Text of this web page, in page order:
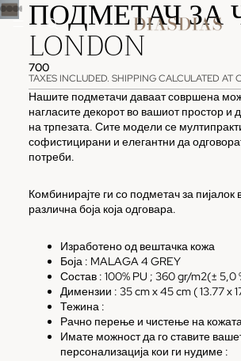
ПОДМЕТАЧ ЗА
LONDON
700
TAXES INCLUDED. SHIPPING CALCULATED AT
Нашите подметачи даваат совршена
нагласите декорот во вашиот простор и
на трпезата. Сите модели се
софистицирани и елегантни да
потреби.
Комбинирајте ги со подметач за пијалок
различна боја која одговара.
Изработено од вештачка кожа
Боја : MALAGA 4 GREY
Состав : 100% PU ; 360 gr/m2(± 5,0
Димензии : 35 cm x 45 cm ( 13.77 x
Тежина :
Рачно перење и чистење на
Имате можност да го ставите
персонализација кои ги нудиме :